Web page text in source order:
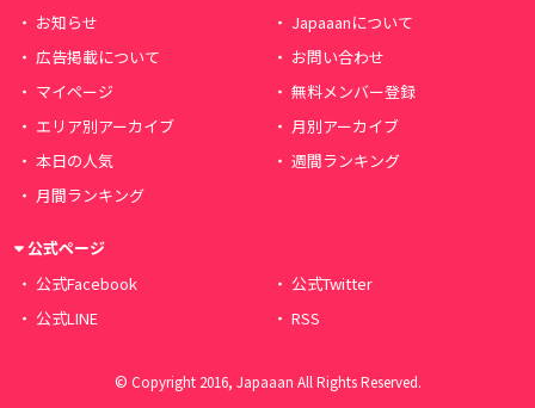
お知らせ
Japaaanについて
広告掲載について
お問い合わせ
マイページ
無料メンバー登録
エリア別アーカイブ
月別アーカイブ
本日の人気
週間ランキング
月間ランキング
公式ページ
公式Facebook
公式Twitter
公式LINE
RSS
© Copyright 2016, Japaaan All Rights Reserved.